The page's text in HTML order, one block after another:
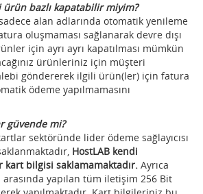
ürün bazlı kapatabilir miyim?
alan adlarında otomatik yenileme
oluşmaması sağlanarak devre dışı
için ayrı ayrı kapatılması mümkün
ürünleriniz için müşteri
göndererek ilgili ürün(ler) için fatura
ödeme yapılmamasını
güvende mi?
sektöründe lider ödeme sağlayıcısı
HostLAB kendi
kart bilgisi saklamamaktadır. Ayrıca
arasında yapılan tüm iletişim 256 Bit